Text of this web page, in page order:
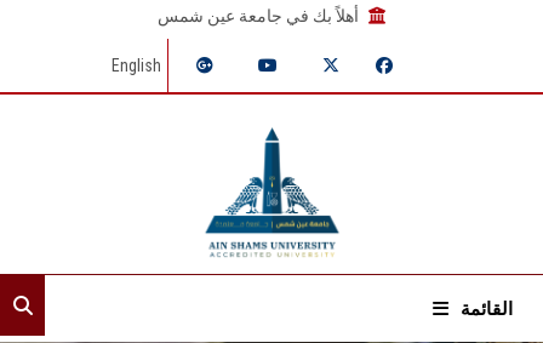
أهلاً بك في جامعة عين شمس
English
القائمة